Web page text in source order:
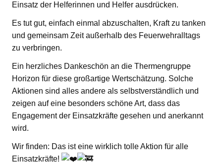
Einsatz der Helferinnen und Helfer ausdrücken.
Es tut gut, einfach einmal abzuschalten, Kraft zu tanken
und gemeinsam Zeit außerhalb des Feuerwehralltags
zu verbringen.
Ein herzliches Dankeschön an die Thermengruppe
Horizon für diese großartige Wertschätzung. Solche
Aktionen sind alles andere als selbstverständlich und
zeigen auf eine besonders schöne Art, dass das
Engagement der Einsatzkräfte gesehen und anerkannt
wird.
Wir finden: Das ist eine wirklich tolle Aktion für alle
Einsatzkräfte!